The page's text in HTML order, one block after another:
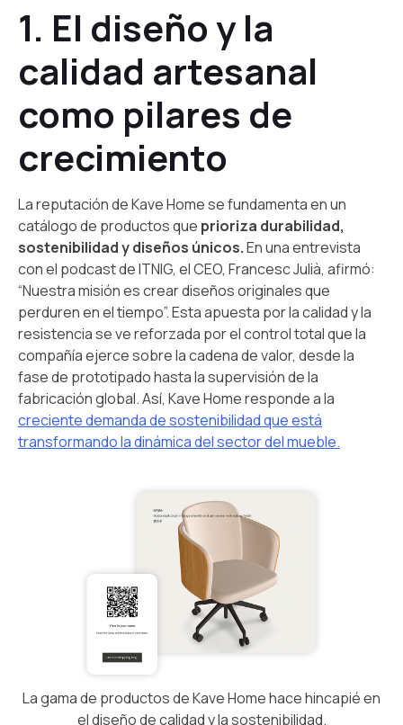
1. El diseño y la
calidad artesanal
como pilares de
crecimiento
La reputación de Kave Home se fundamenta en un
catálogo de productos que prioriza durabilidad,
sostenibilidad y diseños únicos.En una entrevista
con el podcast de ITNIG, el CEO, Francesc Julià, afirmó:
“Nuestra misión es crear diseños originales que
perduren en el tiempo”. Esta apuesta por la calidad y la
resistencia se ve reforzada por el control total que la
compañía ejerce sobre la cadena de valor, desde la
fase de prototipado hasta la supervisión de la
fabricación global. Así, Kave Home responde a la
creciente demanda de sostenibilidad que está
transformando la dinámica del sector del mueble.
La gama de productos de Kave Home hace hincapié en
el diseño de calidad y la sostenibilidad.